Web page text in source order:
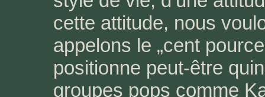
cette attitude, nous
appelons le „cent
positionne peut-être
groupes pops comme